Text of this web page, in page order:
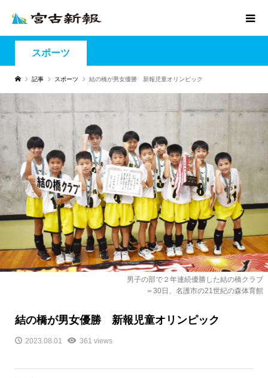
スポーツ
記事 スポーツ 結の橋が男女優勝 新報児童オリンピック
男子の部で２年連続優勝した結の橋クラブ
＝30日、名護市の21世紀の森体育館
結の橋が男女優勝 新報児童オリンピック
2023.08.01 361 views